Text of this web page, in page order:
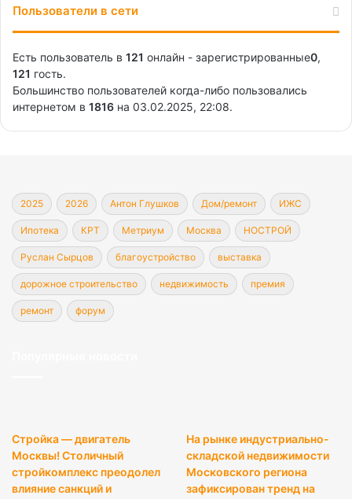
Пользователи в сети
Есть пользователь в 121 онлайн - зарегистрированные0,
121 гость.
Большинство пользователей когда-либо пользовались
интернетом в 1816 на 03.02.2025, 22:08.
2025 2026 Антон Глушков Дом/ремонт ИЖС
Ипотека КРТ Метриум Москва НОСТРОЙ
Руслан Сырцов благоустройство выставка
дорожное строительство недвижимость премия
ремонт форум
Стройка — двигатель
Москвы! Столичный
стройкомплекс преодолел
влияние санкций и
На рынке индустриально-
складской недвижимости
Московского региона
зафиксирован тренд на